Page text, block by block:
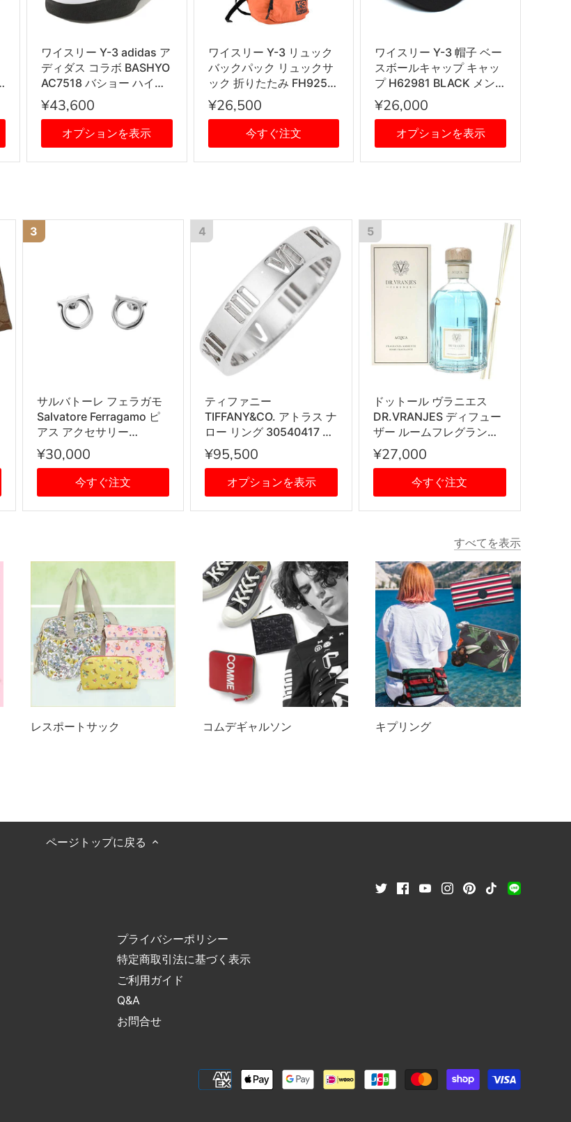
ワイスリー Y-3 adidas ア
ディダス コラボ BASHYO
AC7518 バショー ハイカ
ットスニーカー メンズ レ
ディース FTW
WHITE/CORE
BLACK/CORE BLACK ホ
ワイト＋ブラック 24cm
¥43,600
オプションを表示
ワイスリー Y-3 リュック
バックパック リュックサ
ック 折りたたみ FH9255
Y-3 PACKABLE BP Y3 ヨ
ージ パッカブル バックパ
ック ICON
ORANGE/BLACK オレン
ジ+ブラック
¥26,500
今すぐ注文
ワイスリー Y-3 帽子 ベー
スボールキャップ キャッ
プ H62981 BLACK メン
ズ レディース ブラック
¥26,000
オプションを表示
3
サルバトーレ フェラガモ
Salvatore Ferragamo ピ
アス アクセサリー
760119 696430 STUD
GANCIO DIA12 ガンチー
ニ PALLADIOLUC シルバ
ー
¥30,000
今すぐ注文
4
ティファニー
TIFFANY&CO. アトラス ナ
ロー リング 30540417 指
輪 SILVER シルバー
¥95,500
オプションを表示
5
ドットール ヴラニエス
DR.VRANJES ディフュー
ザー ルームフレグランス
ホームフレグランス 香り
AQUA 500ml ボトル ステ
ィック インテリア雑貨
¥27,000
今すぐ注文
すべてを表示
レスポートサック コムデギャルソン キプリング
ページトップに戻る
プライバシーポリシー
特定商取引法に基づく表示
ご利用ガイド
Q&A
お問合せ